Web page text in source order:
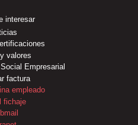
interesar
valores
Empresarial
factura
empleado
fichaje